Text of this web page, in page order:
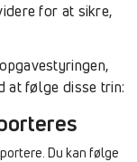
for at sikre,
at følge disse trin:
Du kan følge